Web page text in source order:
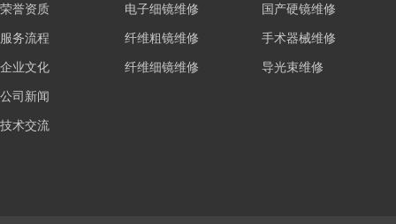
荣誉资质
服务流程
企业文化
公司新闻
技术交流
电子细镜维修
纤维粗镜维修
纤维细镜维修
国产硬镜维修
手术器械维修
导光束维修